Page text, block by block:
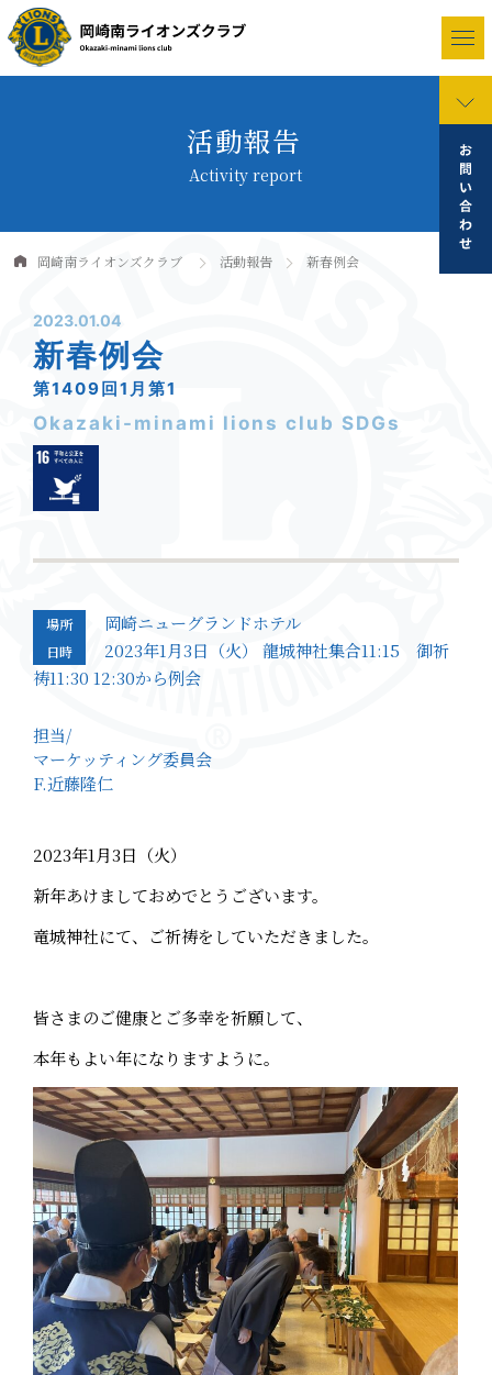
活動報告
Activity report
岡崎南ライオンズクラブ 活動報告 新春例会
2023.01.04
新春例会
第1409回1月第1
Okazaki-minami lions club SDGs
場所 岡崎ニューグランドホテル
日時
2023年1月3日（火） 龍城神社集合11:15 御祈
祷11:30 12:30から例会
担当/
マーケッティング委員会
F.近藤隆仁
2023年1月3日（火）
新年あけましておめでとうございます。
竜城神社にて、ご祈祷をしていただきました。
皆さまのご健康とご多幸を祈願して、
本年もよい年になりますように。